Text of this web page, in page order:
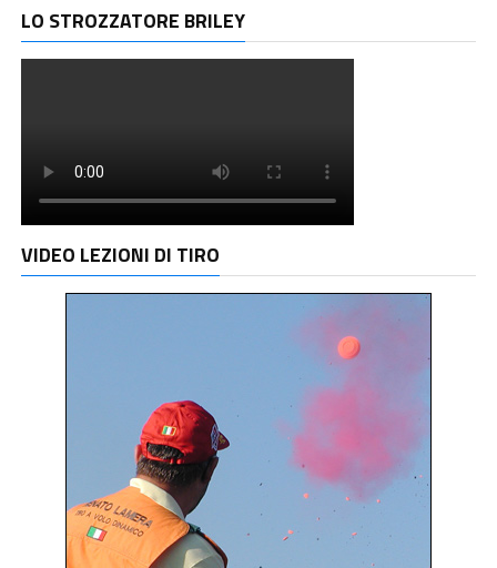
LO STROZZATORE BRILEY
VIDEO LEZIONI DI TIRO